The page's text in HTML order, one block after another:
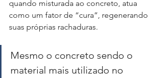
quando misturada ao concreto, atua
como um fator de “cura”, regenerando
suas próprias rachaduras.
Mesmo o concreto sendo o
material mais utilizado no